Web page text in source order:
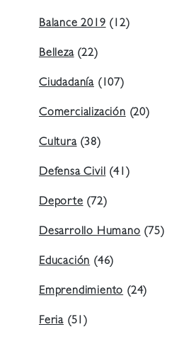
Balance 2019(12)
Belleza(22)
Ciudadanía (107)
Comercialización(20)
Cultura(38)
Defensa Civil(41)
Deporte(72)
Desarrollo Humano(75)
Educación(46)
Emprendimiento(24)
Feria (51)